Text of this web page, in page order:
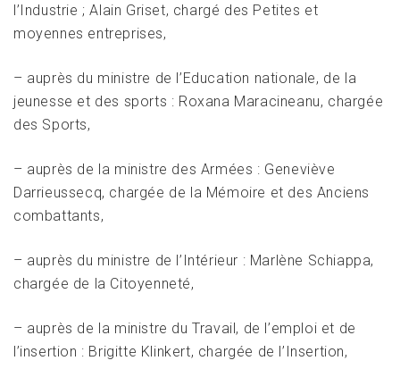
l’Industrie ; Alain Griset, chargé des Petites et
moyennes entreprises,
– auprès du ministre de l’Education nationale, de la
jeunesse et des sports : Roxana Maracineanu, chargée
des Sports,
– auprès de la ministre des Armées : Geneviève
Darrieussecq, chargée de la Mémoire et des Anciens
combattants,
– auprès du ministre de l’Intérieur : Marlène Schiappa,
chargée de la Citoyenneté,
– auprès de la ministre du Travail, de l’emploi et de
l’insertion : Brigitte Klinkert, chargée de l’Insertion,